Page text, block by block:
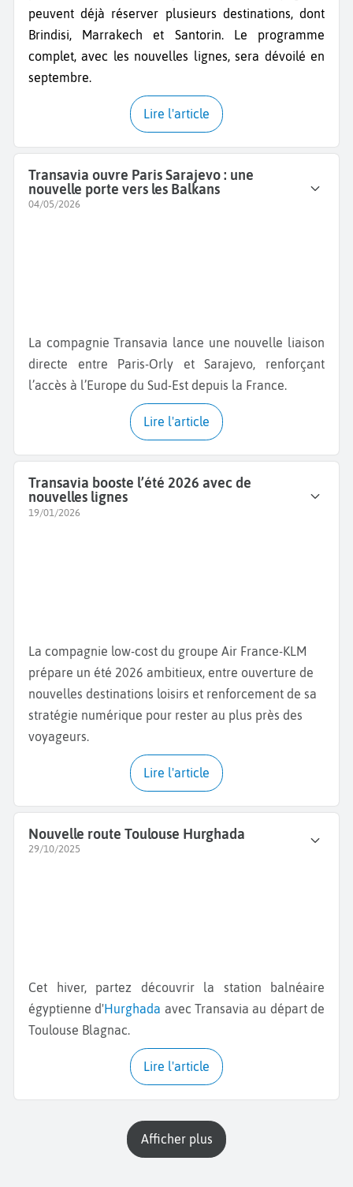
peuvent déjà réserver plusieurs destinations, dont
Brindisi, Marrakech et Santorin. Le programme
complet, avec les nouvelles lignes, sera dévoilé en
septembre.
Lire l'article
Transavia ouvre Paris Sarajevo : une
nouvelle porte vers les Balkans
04/05/2026
La compagnie Transavia lance une nouvelle liaison
directe entre Paris-Orly et Sarajevo, renforçant
l’accès à l’Europe du Sud-Est depuis la France.
Lire l'article
Transavia booste l’été 2026 avec de
nouvelles lignes
19/01/2026
La compagnie low-cost du groupe Air France-KLM
prépare un été 2026 ambitieux, entre ouverture de
nouvelles destinations loisirs et renforcement de sa
stratégie numérique pour rester au plus près des
voyageurs.
Lire l'article
Nouvelle route Toulouse Hurghada
29/10/2025
Cet hiver, partez découvrir la station balnéaire
égyptienne d'Hurghada avec Transavia au départ de
Toulouse Blagnac.
Lire l'article
Afficher plus